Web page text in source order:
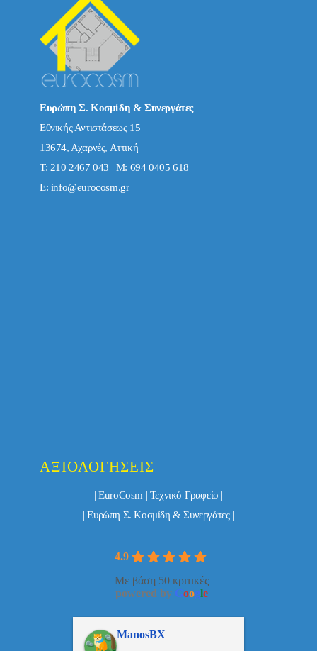
Ευρώπη Σ. Κοσμίδη & Συνεργάτες
Εθνικής Αντιστάσεως 15
13674, Αχαρνές, Αττική
Τ: 210 2467 043 | Μ: 694 0405 618
E: info@eurocosm.gr
ΑΞΙΟΛΟΓΉΣΕΙΣ
| EuroCosm | Τεχνικό Γραφείο |
| Ευρώπη Σ. Κοσμίδη & Συνεργάτες |
4.9
Με βάση 50 κριτικές
powered by Google
ManosBX